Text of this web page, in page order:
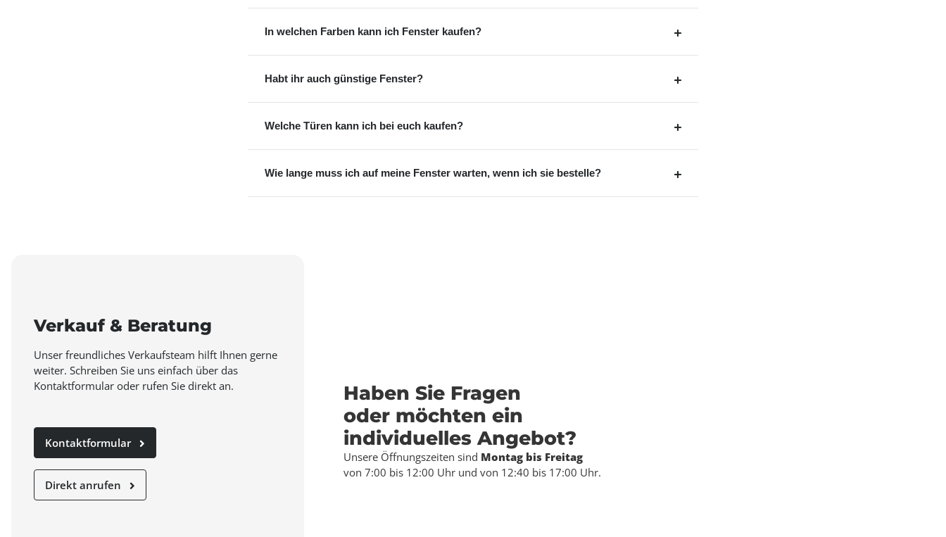
In welchen Farben kann ich Fenster kaufen?
Habt ihr auch günstige Fenster?
Welche Türen kann ich bei euch kaufen?
Wie lange muss ich auf meine Fenster warten, wenn ich sie bestelle?
Verkauf & Beratung
Unser freundliches Verkaufsteam hilft Ihnen gerne
weiter. Schreiben Sie uns einfach über das
Kontaktformular oder rufen Sie direkt an.
Kontaktformular
Direkt anrufen
Haben Sie Fragen
oder möchten ein
individuelles Angebot?
Unsere Öffnungszeiten sind Montag bis Freitag
von 7:00 bis 12:00 Uhr und von 12:40 bis 17:00 Uhr.